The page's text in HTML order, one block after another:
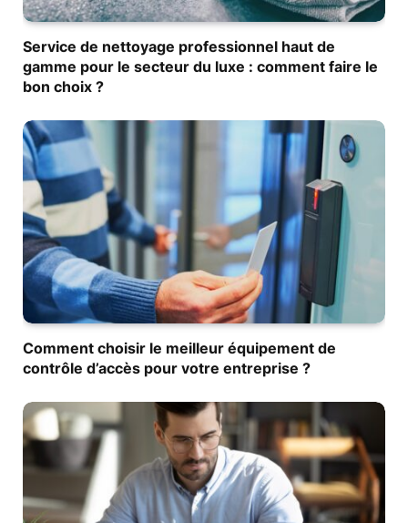
Service de nettoyage professionnel haut de
gamme pour le secteur du luxe : comment faire le
bon choix ?
Comment choisir le meilleur équipement de
contrôle d’accès pour votre entreprise ?